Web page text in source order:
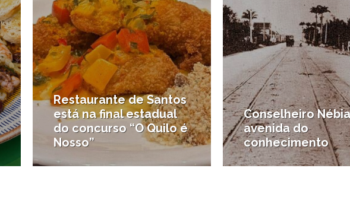
Restaurante de Santos
está na final estadual
do concurso “O Quilo é
Nosso”
Conselheiro
avenida do
conhecimento